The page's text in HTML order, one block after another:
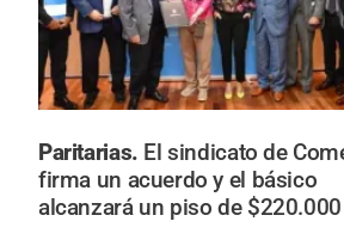
Paritarias. El sindicato de
firma un acuerdo y el básico
alcanzará un piso de $220.000